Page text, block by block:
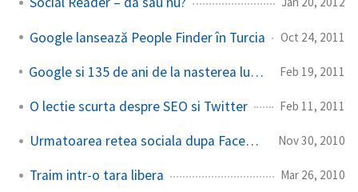
Google lansează People Finder în Turcia Oct 24, 2011
Google si 135 de ani de la nasterea lui Brancusi Feb 19, 2011
O lectie scurta despre SEO si Twitter Feb 11, 2011
Urmatoarea retea sociala dupa Facebook Nov 30, 2010
Traim intr-o tara libera Mar 26, 2010